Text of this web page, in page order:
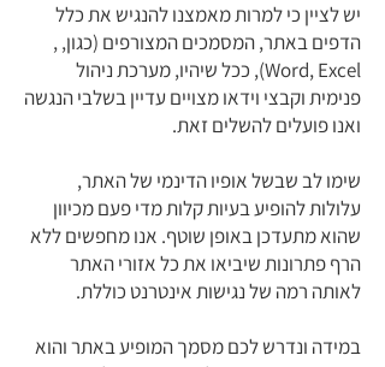
יש לציין כי למרות מאמצנו להנגיש את כלל
הדפים באתר, המסמכים המצורפים (כגון, ,
Word, Excel), ככל שיהיו, מערכת ניהול
פנימית וקבצי וידאו מצויים עדיין בשלבי הנגשה
ואנו פועלים להשלים זאת.
שימו לב שבשל אופיו הדינמי של האתר,
עלולות להופיע בעיות קלות מדי פעם מכיוון
שהוא מתעדכן באופן שוטף. אנו מחפשים ללא
הרף פתרונות שיביאו את כל אזורי האתר
לאותה רמה של נגישות אינטרנט כוללת.
במידה ונדרש לכם מסמך המופיע באתר והוא